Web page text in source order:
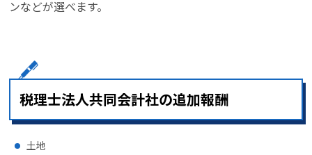
ンなどが選べます。
税理士法人共同会計社の追加報酬
土地